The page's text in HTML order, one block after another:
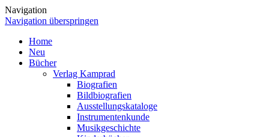
Navigation
Navigation überspringen
Home
Neu
Bücher
Verlag Kamprad
Biografien
Bildbiografien
Ausstellungskataloge
Instrumentenkunde
Musikgeschichte